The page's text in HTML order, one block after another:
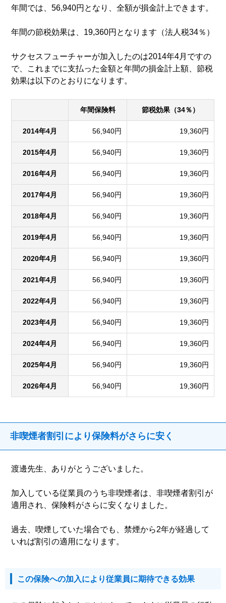
年間では、56,940円となり、全額が損金計上できます。
年間の節税効果は、19,360円となります（法人税34％）
サクセスフューチャーが加入したのは2014年4月ですの
で、これまでに支払った金額と年間の損金計上額、節税
効果は以下のとおりになります。
年間保険料 節税効果（34％）
2014年4月 56,940円 19,360円
2015年4月 56,940円 19,360円
2016年4月 56,940円 19,360円
2017年4月 56,940円 19,360円
2018年4月 56,940円 19,360円
2019年4月 56,940円 19,360円
2020年4月 56,940円 19,360円
2021年4月 56,940円 19,360円
2022年4月 56,940円 19,360円
2023年4月 56,940円 19,360円
2024年4月 56,940円 19,360円
2025年4月 56,940円 19,360円
2026年4月 56,940円 19,360円
非喫煙者割引により保険料がさらに安く
渡邊先生、ありがとうございました。
加入している従業員のうち非喫煙者は、非喫煙者割引が
適用され、保険料がさらに安くなりました。
過去、喫煙していた場合でも、禁煙から2年が経過して
いれば割引の適用になります。
この保険への加入により従業員に期待できる効果